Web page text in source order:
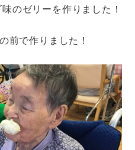
のゼリーを作りました！
前で作りました！